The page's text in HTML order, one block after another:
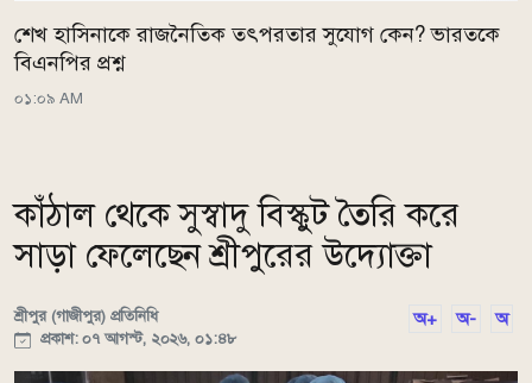
শেখ হাসিনাকে রাজনৈতিক তৎপরতার সুযোগ কেন? ভারতকে
বিএনপির প্রশ্ন
০১:০৯ AM
কাঁঠাল থেকে সুস্বাদু বিস্কুট তৈরি করে
সাড়া ফেলেছেন শ্রীপুরের উদ্যোক্তা
শ্রীপুর (গাজীপুর) প্রতিনিধি
প্রকাশ: ০৭ আগস্ট, ২০২৬, ০১:৪৮
অ+ অ- অ